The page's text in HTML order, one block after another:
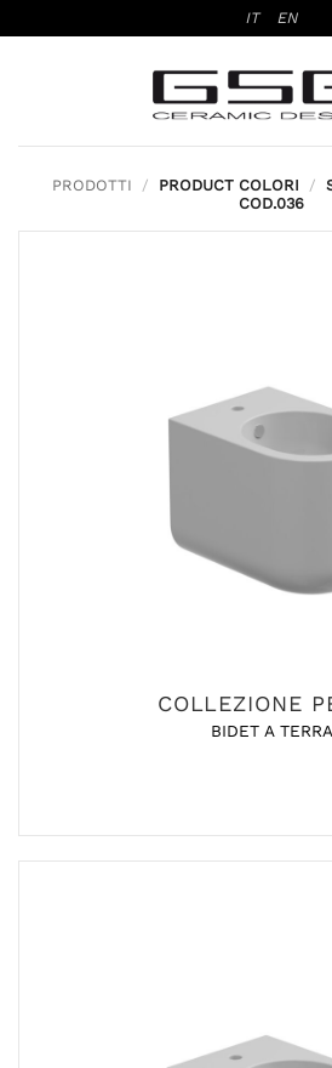
ai
IT EN
PRODOTTI / PRODUCT COLORI /
COD.036
COLLEZIONE
BIDET A TERRA